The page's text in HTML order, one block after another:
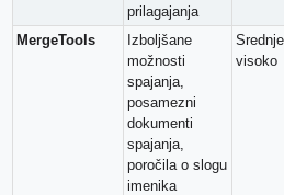
prilagajanja
MergeTools
Izboljšane
možnosti
spajanja,
posamezni
dokumenti
spajanja,
poročila o slogu
imenika
visoko